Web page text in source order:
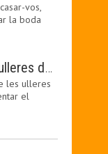
vos,
la boda
Protecció dels ulls: les ulleres de sol, imprescindibles en una boda estiuenca
les ulleres
el